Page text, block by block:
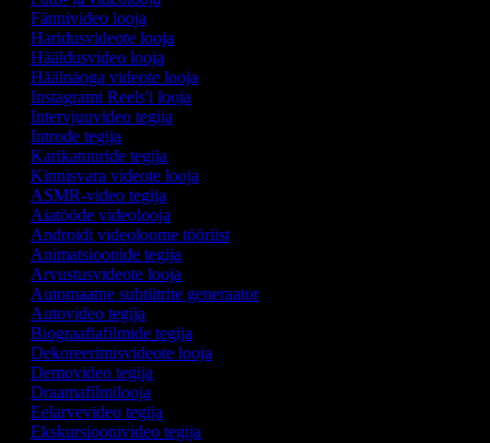
Fännivideo looja
Haridusvideote looja
Hääldusvideo looja
Häälnäoga videote looja
Instagrami Reels'i looja
Intervjuuvideo tegija
Introde tegija
Karikatuuride tegija
Kinnisvara videote looja
ASMR-video tegija
Aiatööde videolooja
Androidi videoloome tööriist
Animatsioonide tegija
Arvustusvideote looja
Automaatne subtiitrite generaator
Autovideo tegija
Biograafiafilmide tegija
Dekoreerimisvideote looja
Demovideo tegija
Draamafilmilooja
Eelarvevideo tegija
Ekskursioonivideo tegija